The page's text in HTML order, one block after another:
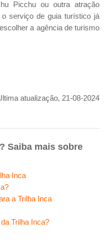
Picchu ou outra atração
serviço de guia turístico já
a agência de turismo
atualização, 21-08-2024
Saiba mais sobre
Inca
a Trilha Inca
Trilha Inca?